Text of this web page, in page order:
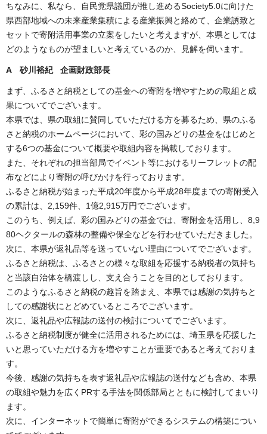
ちなみに、私なら、自民党県議団が推し進めるSociety5.0に向けた
県西部地域への未来産業集積による産業振興と絡めて、企業誘致と
セットで寄附活用事業の立案をしたいと考えますが、本県としては
どのようなものが望ましいと考えているのか、見解を伺います。
A 砂川裕紀 企画財政部長
まず、ふるさと納税としての基金への寄附を増やすための取組と成
果についてでございます。
本県では、県の取組に賛同していただける方を募るため、県のふる
さと納税のホームページにおいて、彩の国みどりの基金をはじめと
する6つの基金について概要や取組内容を掲載しております。
また、それぞれの担当部局でイベント等におけるリーフレットの配
布などにより寄附の呼びかけを行っております。
ふるさと納税が始まった平成20年度から平成28年度までの寄附受入
の累計は、2,159件、1億2,915万円でございます。
このうち、例えば、彩の国みどりの基金では、寄附金を活用し、8,9
80ヘクタールの森林の整備や保全などを行わせていただきました。
次に、本県が返礼品等を送っていない理由についてでございます。
ふるさと納税は、ふるさとの様々な取組を応援する納税者の気持ち
と当該自治体を橋渡しし、支え合うことを目的としております。
このようなふるさと納税の趣旨を踏まえ、本県では感謝の気持ちと
しての感謝状にとどめているところでございます。
次に、返礼品や広報誌の送付の検討についてでございます。
ふるさと納税制度が健全に活用されるためには、埼玉県を応援した
いと思っていただける方を増やすことが重要であると考えておりま
す。
今後、感謝の気持ちを表す返礼品や広報誌の送付なども含め、本県
の取組や魅力を広くPRする手法を関係部局とともに検討してまいり
ます。
次に、インターネットで簡単に寄附ができるシステムの構築につい